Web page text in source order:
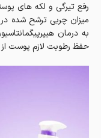
رفع تیرگی و لکه های
میزان چربی ترشح شده
به درمان
حفظ رطوبت لازم پوست